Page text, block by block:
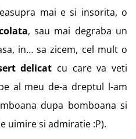
mai e si insorita, o
, sau mai degraba un
in… sa zicem, cel mult o
delicat cu care va veti
al meu de-a dreptul l-am
dupa bomboana si
uimire si admiratie :P).